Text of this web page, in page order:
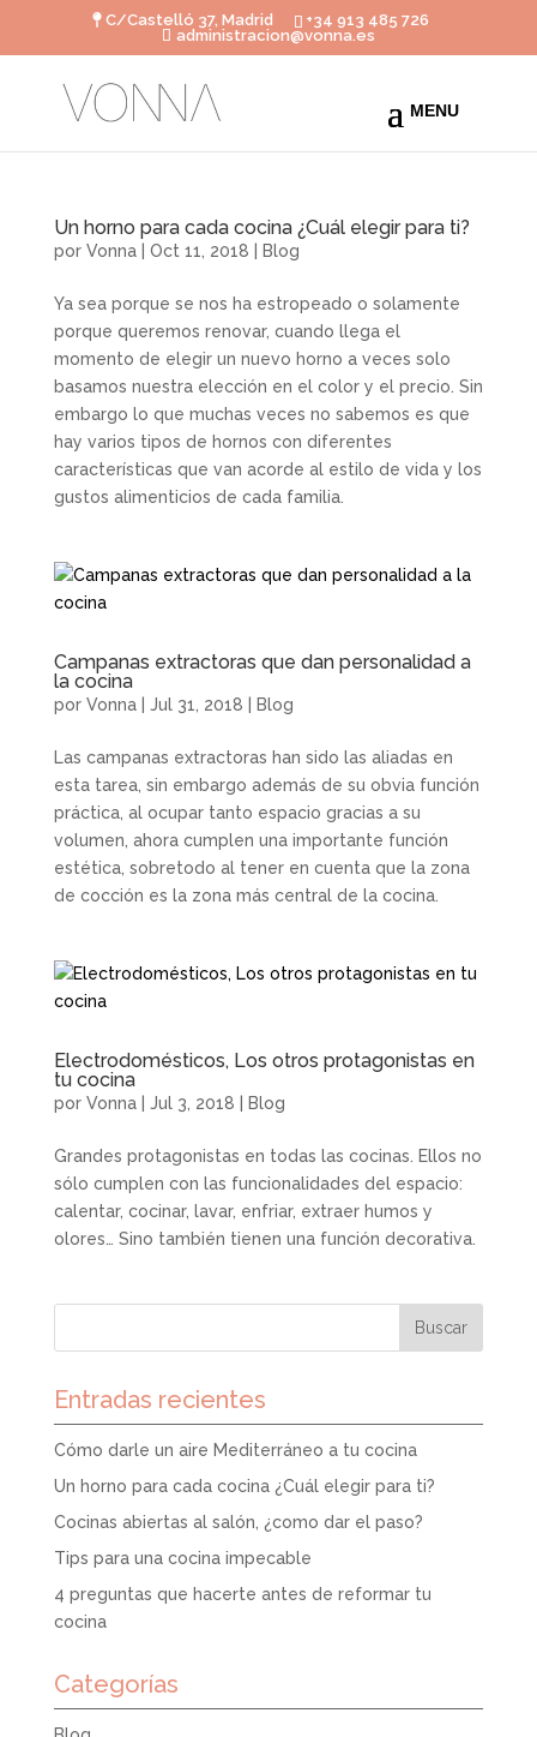
C/Castelló 37, Madrid
+34 913 485 726
administracion@vonna.es
Un horno para cada cocina ¿Cuál elegir para ti?
por Vonna| Oct 11, 2018 Blog
Ya sea porque se nos ha estropeado o solamente
porque queremos renovar, cuando llega el
momento de elegir un nuevo horno a veces solo
basamos nuestra elección en el color y el precio. Sin
embargo lo que muchas veces no sabemos es que
hay varios tipos de hornos con diferentes
características que van acorde al estilo de vida y los
gustos alimenticios de cada familia.
Campanas extractoras que dan personalidad a
la cocina
por Vonna| Jul 31, 2018 Blog
Las campanas extractoras han sido las aliadas en
esta tarea, sin embargo además de su obvia función
práctica, al ocupar tanto espacio gracias a su
volumen, ahora cumplen una importante función
estética, sobretodo al tener en cuenta que la zona
de cocción es la zona más central de la cocina.
Electrodomésticos, Los otros protagonistas en
tu cocina
por Vonna| Jul 3, 2018 Blog
Grandes protagonistas en todas las cocinas. Ellos no
sólo cumplen con las funcionalidades del espacio:
calentar, cocinar, lavar, enfriar, extraer humos y
olores… Sino también tienen una función decorativa.
Entradas recientes
Cómo darle un aire Mediterráneo a tu cocina
Un horno para cada cocina ¿Cuál elegir para ti?
Cocinas abiertas al salón, ¿como dar el paso?
Tips para una cocina impecable
4 preguntas que hacerte antes de reformar tu
cocina
Categorías